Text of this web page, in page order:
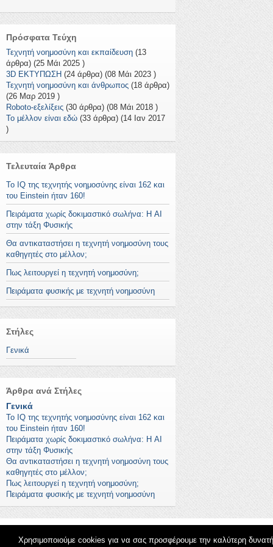
Πρόσφατα Τεύχη
Τεχνητή νοημοσύνη και εκπαίδευση (13
άρθρα) (25 Μάι 2025 )
3D ΕΚΤΥΠΩΣΗ (24 άρθρα) (08 Μάι 2023 )
Τεχνητή νοημοσύνη και άνθρωπος (18 άρθρα)
(26 Μαρ 2019 )
Roboto-εξελίξεις (30 άρθρα) (08 Μάι 2018 )
Το μέλλον είναι εδώ (33 άρθρα) (14 Ιαν 2017
)
Τελευταία Άρθρα
To IQ της τεχνητής νοημοσύνης είναι 162 και
του Einstein ήταν 160!
Πειράματα χωρίς δοκιμαστικό σωλήνα: Η AI
στην τάξη Φυσικής
Θα αντικαταστήσει η τεχνητή νοημοσύνη τους
καθηγητές στο μέλλον;
Πως λειτουργεί η τεχνητή νοημοσύνη;
Πειράματα φυσικής με τεχνητή νοημοσύνη
Στήλες
Γενικά
Άρθρα ανά Στήλες
Γενικά
To IQ της τεχνητής νοημοσύνης είναι 162 και
του Einstein ήταν 160!
Πειράματα χωρίς δοκιμαστικό σωλήνα: Η AI
στην τάξη Φυσικής
Θα αντικαταστήσει η τεχνητή νοημοσύνη τους
καθηγητές στο μέλλον;
Πως λειτουργεί η τεχνητή νοημοσύνη;
Πειράματα φυσικής με τεχνητή νοημοσύνη
Χρησιμοποιούμε cookies για να σας προσφέρουμε την καλύτερη δυνατή